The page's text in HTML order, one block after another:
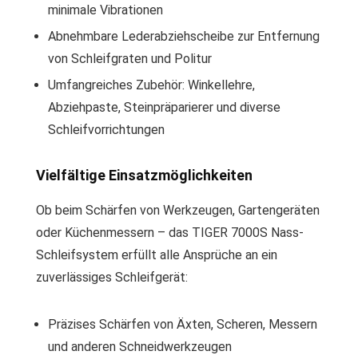
minimale Vibrationen
Abnehmbare Lederabziehscheibe zur Entfernung
von Schleifgraten und Politur
Umfangreiches Zubehör: Winkellehre,
Abziehpaste, Steinpräparierer und diverse
Schleifvorrichtungen
Vielfältige Einsatzmöglichkeiten
Ob beim Schärfen von Werkzeugen, Gartengeräten
oder Küchenmessern – das TIGER 7000S Nass-
Schleifsystem erfüllt alle Ansprüche an ein
zuverlässiges Schleifgerät:
Präzises Schärfen von Äxten, Scheren, Messern
und anderen Schneidwerkzeugen